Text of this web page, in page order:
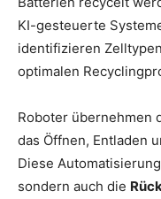
KI-gesteuerte
identifizieren
optimalen
Roboter übernehmen
das Öffnen, Entladen
Diese
sondern auch die